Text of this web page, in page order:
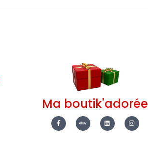
Ma boutik'adorée
F
a
c
E
b
a
L
i
n
I
n
s